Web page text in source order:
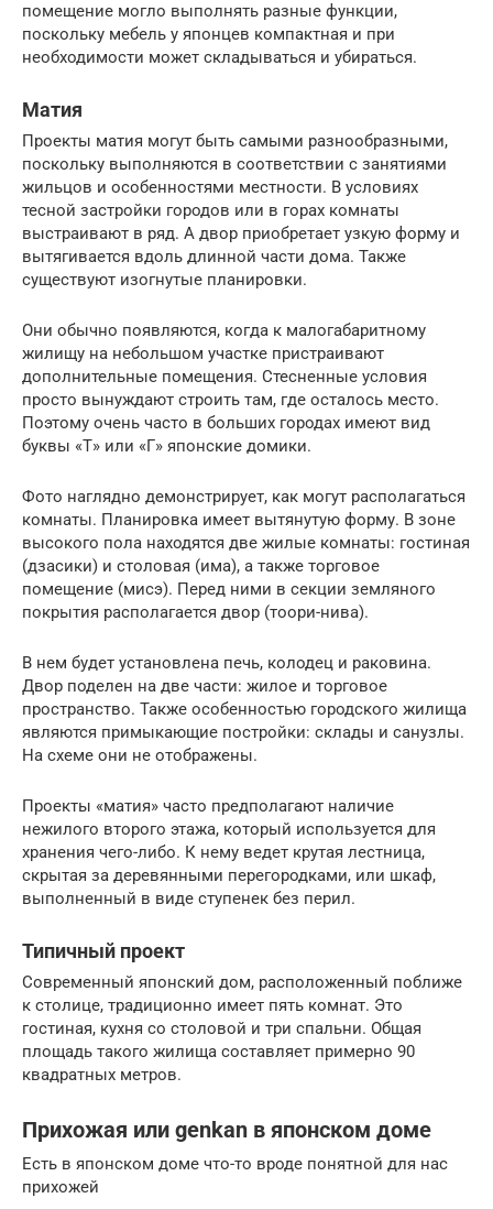
помещение могло выполнять разные функции,
поскольку мебель у японцев компактная и при
необходимости может складываться и убираться.
Матия
Проекты матия могут быть самыми разнообразными,
поскольку выполняются в соответствии с занятиями
жильцов и особенностями местности. В условиях
тесной застройки городов или в горах комнаты
выстраивают в ряд. А двор приобретает узкую форму и
вытягивается вдоль длинной части дома. Также
существуют изогнутые планировки.
Они обычно появляются, когда к малогабаритному
жилищу на небольшом участке пристраивают
дополнительные помещения. Стесненные условия
просто вынуждают строить там, где осталось место.
Поэтому очень часто в больших городах имеют вид
буквы «Т» или «Г» японские домики.
Фото наглядно демонстрирует, как могут располагаться
комнаты. Планировка имеет вытянутую форму. В зоне
высокого пола находятся две жилые комнаты: гостиная
(дзасики) и столовая (има), а также торговое
помещение (мисэ). Перед ними в секции земляного
покрытия располагается двор (тоори-нива).
В нем будет установлена печь, колодец и раковина.
Двор поделен на две части: жилое и торговое
пространство. Также особенностью городского жилища
являются примыкающие постройки: склады и санузлы.
На схеме они не отображены.
Проекты «матия» часто предполагают наличие
нежилого второго этажа, который используется для
хранения чего-либо. К нему ведет крутая лестница,
скрытая за деревянными перегородками, или шкаф,
выполненный в виде ступенек без перил.
Типичный проект
Современный японский дом, расположенный поближе
к столице, традиционно имеет пять комнат. Это
гостиная, кухня со столовой и три спальни. Общая
площадь такого жилища составляет примерно 90
квадратных метров.
Прихожая или genkan в японском доме
Есть в японском доме что-то вроде понятной для нас
прихожей